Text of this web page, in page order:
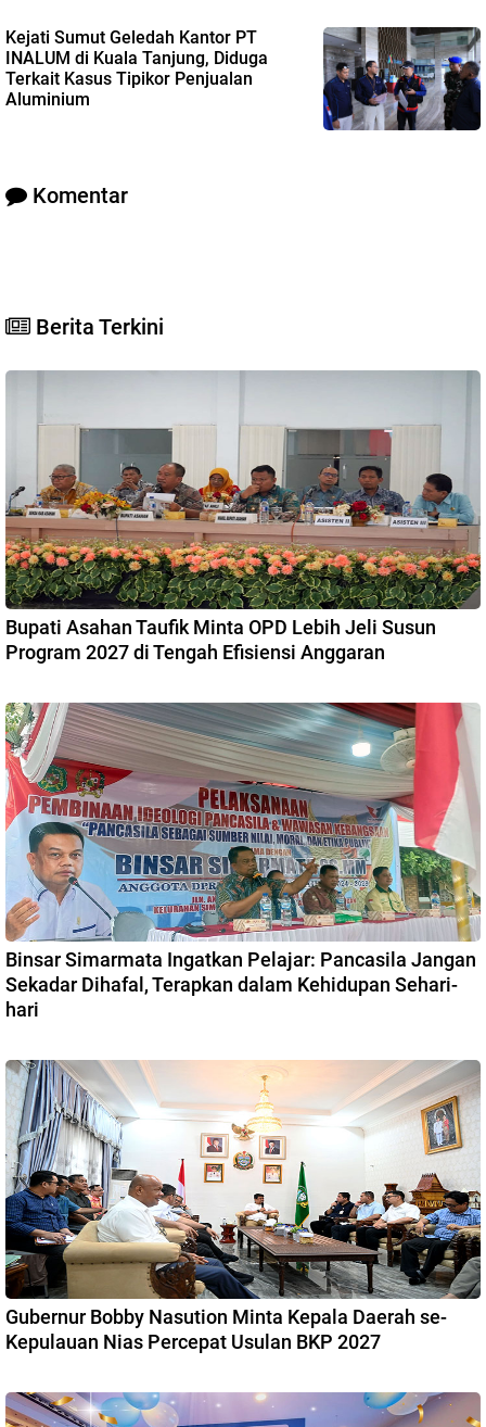
Kejati Sumut Geledah Kantor PT
INALUM di Kuala Tanjung, Diduga
Terkait Kasus Tipikor Penjualan
Aluminium
Komentar
Berita Terkini
Bupati Asahan Taufik Minta OPD Lebih Jeli Susun
Program 2027 di Tengah Efisiensi Anggaran
Binsar Simarmata Ingatkan Pelajar: Pancasila Jangan
Sekadar Dihafal, Terapkan dalam Kehidupan Sehari-
hari
Gubernur Bobby Nasution Minta Kepala Daerah se-
Kepulauan Nias Percepat Usulan BKP 2027